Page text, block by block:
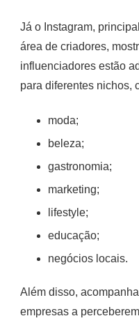
Já o Instagram,
área de criadores,
influenciadores estão
para diferentes nichos,
moda;
beleza;
gastronomia;
marketing;
lifestyle;
educação;
negócios locais.
Além disso,
empresas a